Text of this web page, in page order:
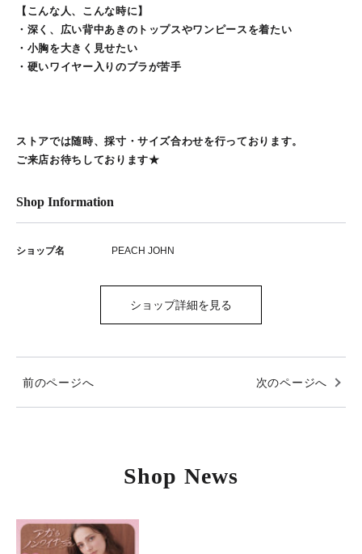
【こんな人、こんな時に】
・深く、広い背中あきのトップスやワンピースを着たい
・小胸を大きく見せたい
・硬いワイヤー入りのブラが苦手
ストアでは随時、採寸・サイズ合わせを行っております。
ご来店お待ちしております★
Shop Information
ショップ名 PEACH JOHN
ショップ詳細を見る
前のページへ 次のページへ
Shop News